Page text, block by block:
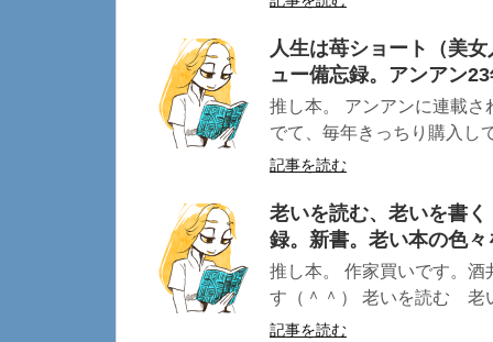
人生は苺ショート（美
ュー備忘録。アンアン
推し本。 アンアンに連載
でて、毎年きっちり購入し
記事を読む
老いを読む、老いを書
録。新書。老い本の色
推し本。 作家買いです。
す（＾＾） 老いを読む 老
記事を読む